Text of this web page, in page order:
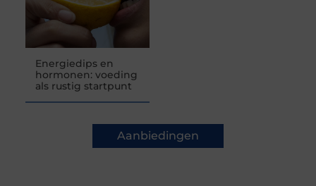
Energiedips en
hormonen: voeding
als rustig startpunt
Aanbiedingen